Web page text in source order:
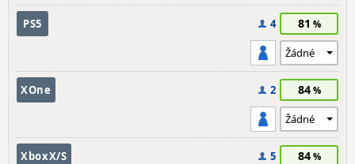
PS5 4 81
XOne 2 84
XboxX/S 5 84